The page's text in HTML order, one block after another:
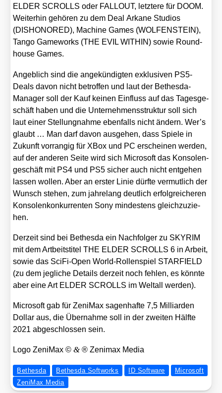
ELDER SCROLLS oder FALLOUT, letz­te­re für DOOM.
Wei­ter­hin gehö­ren zu dem Deal Arka­ne Stu­di­os
(DISHONORED), Machi­ne Games (WOLFENSTEIN),
Tan­go Game­works (THE EVIL WITHIN) sowie Round­
house Games.
Angeb­lich sind die ange­kün­dig­ten exklu­si­ven PS5-
Deals davon nicht betrof­fen und laut der Bethes­da-
Mana­ger soll der Kauf kei­nen Ein­fluss auf das Tages­ge­
schäft haben und die Unter­neh­mens­struk­tur soll sich
laut einer Stel­lung­nah­me eben­falls nicht ändern. Wer’s
glaubt … Man darf davon aus­ge­hen, dass Spie­le in
Zukunft vor­ran­gig für XBox und PC erschei­nen wer­den,
auf der ande­ren Sei­te wird sich Micro­soft das Kon­so­len­
ge­schäft mit PS4 und PS5 sicher auch nicht ent­ge­hen
las­sen wol­len. Aber an ers­ter Linie dürf­te ver­mut­lich der
Wunsch ste­hen, zum jah­re­lang deut­lich erfolg­rei­che­ren
Kon­so­len­kon­kur­ren­ten Sony min­des­tens gleich­zu­zie­
hen.
Der­zeit sind bei Bethes­da ein Nach­fol­ger zu SKYRIM
mit dem Art­beits­ti­tel THE ELDER SCROLLS 6 in Arbeit,
sowie das Sci­Fi-Open World-Rol­len­spiel STARFIELD
(zu dem jeg­li­che Details der­zeit noch feh­len, es könn­te
aber eine Art ELDER SCROLLS im Welt­all wer­den).
Micro­soft gab für Zen­iMax sagen­haf­te 7,5 Mil­li­ar­den
Dol­lar aus, die Über­nah­me soll in der zwei­ten Hälf­te
2021 abge­schlos­sen sein.
Logo Zen­iMax ©& ® Zen­imax Media
Bethesda Bethesda Softworks ID Software
Microsoft
ZeniMax Media